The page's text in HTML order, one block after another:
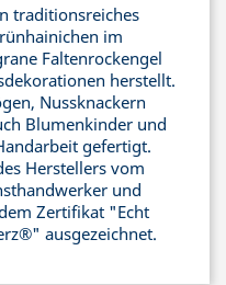
traditionsreiches
im
Faltenrockengel
herstellt.
Nussknackern
Blumenkinder und
gefertigt.
Herstellers vom
und
Zertifikat "Echt
ausgezeichnet.